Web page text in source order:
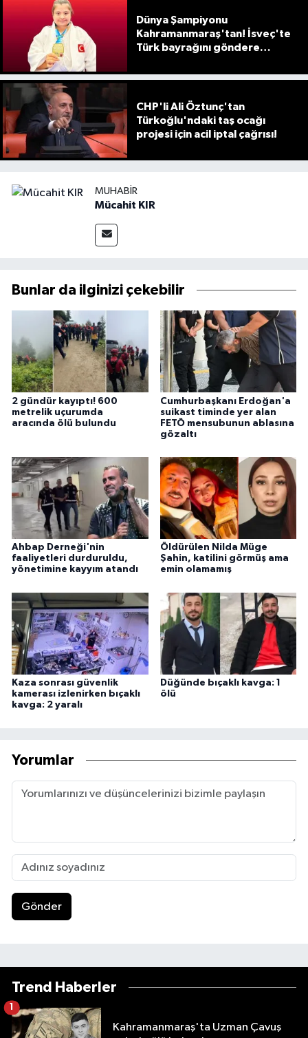
Dünya Şampiyonu
Kahramanmaraş'tan! İsveç'te
Türk bayrağını göndere
CHP'li Ali Öztunç'tan
Türkoğlu'ndaki taş ocağı
projesi için acil iptal çağrısı!
MUHABIR
Mücahit KIR
Bunlar da ilginizi çekebilir
2 gündür kayıptı! 600
metrelik uçurumda
aracında ölü bulundu
Cumhurbaşkanı Erdoğan'a
suikast timinde yer alan
FETÖ mensubunun ablasına
gözaltı
Ahbap Derneği'nin
faaliyetleri durduruldu,
yönetimine kayyım atandı
Öldürülen Nilda Müge
Şahin, katilini görmüş ama
emin olamamış
Kaza sonrası güvenlik
kamerası izlenirken bıçaklı
kavga: 2 yaralı
Düğünde bıçaklı kavga: 1
ölü
Yorumlar
Gönder
Trend Haberler
Kahramanmaraş'ta Uzman Çavuş
1